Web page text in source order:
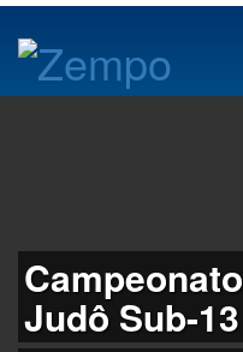
Judô Sub-